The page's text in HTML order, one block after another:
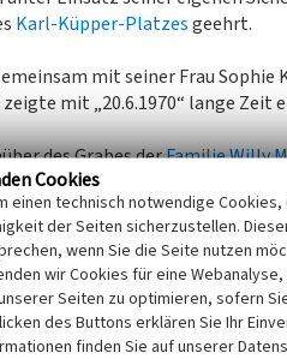
Karl-Küpper-Platzesgeehrt.
mit seiner Frau Sophie
mit „20.6.1970“ lange Zeit
des Grabes derFamilie Willy
www.stadt-koeln.de).
06.04.2020)
kB, abgerufen 06.04.2020)
Cookies
einen technisch notwendige Cookies,
der Seiten sicherzustellen.
wenn Sie die Seite nutzen
wir Cookies für eine Webanalyse,
Seiten zu optimieren, sofern
des Buttons erklären Sie Ihr
finden Sie auf unserer